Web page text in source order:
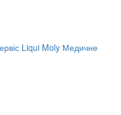
Liqui Moly Медичне